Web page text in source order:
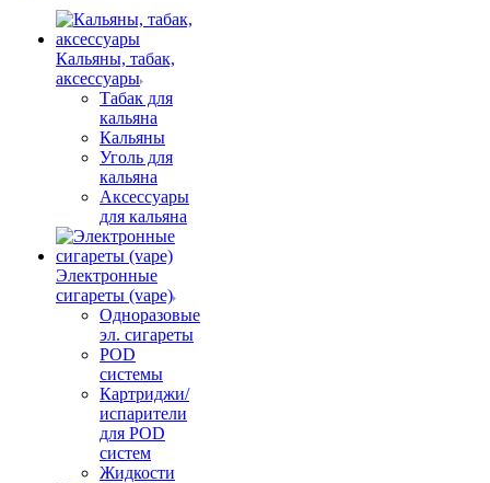
Кальяны, табак,
аксессуары
Табак для
кальяна
Кальяны
Уголь для
кальяна
Аксессуары
для кальяна
Электронные
сигареты (vape)
Одноразовые
эл. сигареты
POD
системы
Картриджи/
испарители
для POD
систем
Жидкости